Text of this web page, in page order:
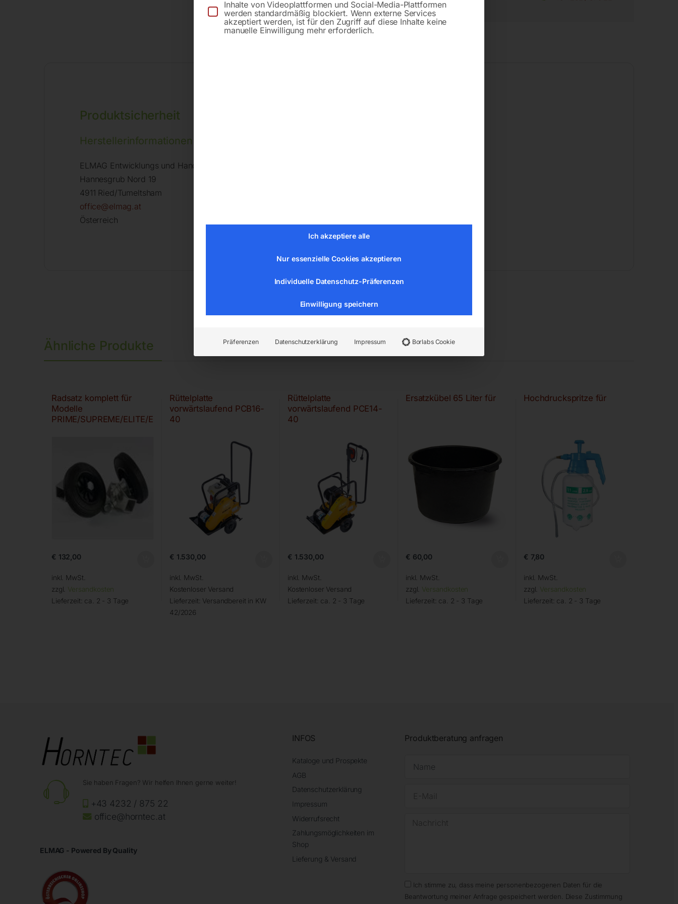
Produktsicherheit
Herstellerinformationen
ELMAG Entwicklungs und Handels GmbH
Hannesgrub Nord 19
4911 Ried/Tumeltsham
office@elmag.at
Österreich
Ähnliche Produkte
Radsatz komplett für
Modelle
PRIME/SUPREME/ELITE/E
€ 132,00
inkl. MwSt.
zzgl. Versandkosten
Lieferzeit: ca. 2 - 3 Tage
Rüttelplatte
vorwärtslaufend PCB16-
40
€ 1.530,00
inkl. MwSt.
Kostenloser Versand
Lieferzeit: Versandbereit in KW
42/2026
Rüttelplatte
vorwärtslaufend PCE14-
40
€ 1.530,00
inkl. MwSt.
Kostenloser Versand
Lieferzeit: ca. 2 - 3 Tage
Ersatzkübel 65 Liter für
€ 60,00
inkl. MwSt.
zzgl. Versandkosten
Lieferzeit: ca. 2 - 3 Tage
Hochdruckspritze für
€ 7,80
inkl. MwSt.
zzgl. Versandkosten
Lieferzeit: ca. 2 - 3 Tage
Sie haben Fragen? Wir helfen Ihnen gerne weiter!
+43 4232 / 875 22
office@horntec.at
ELMAG - Powered By Quality
INFOS
Kataloge und Prospekte
AGB
Datenschutzerklärung
Impressum
Widerrufsrecht
Zahlungsmöglichkeiten im
Shop
Lieferung & Versand
Produktberatung anfragen
Ich stimme zu, dass meine personenbezogenen Daten für die
Beantwortung meiner Anfrage gespeichert werden. Diese Zustimmung
Inhalte von Videoplattformen und Social-Media-Plattformen
werden standardmäßig blockiert. Wenn externe Services
akzeptiert werden, ist für den Zugriff auf diese Inhalte keine
manuelle Einwilligung mehr erforderlich.
Ich akzeptiere alle
Nur essenzielle Cookies akzeptieren
Individuelle Datenschutz-Präferenzen
Einwilligung speichern
Präferenzen Datenschutzerklärung Impressum Borlabs Cookie